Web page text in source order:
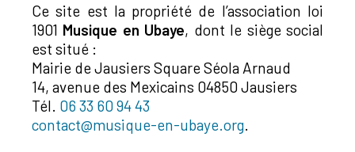
Ce site est la propriété de l’association loi
1901 Musique en Ubaye, dont le siège social
est situé :
Mairie de Jausiers Square Séola Arnaud
14, avenue des Mexicains 04850 Jausiers
Tél. 06 33 60 94 43
contact@musique-en-ubaye.org.